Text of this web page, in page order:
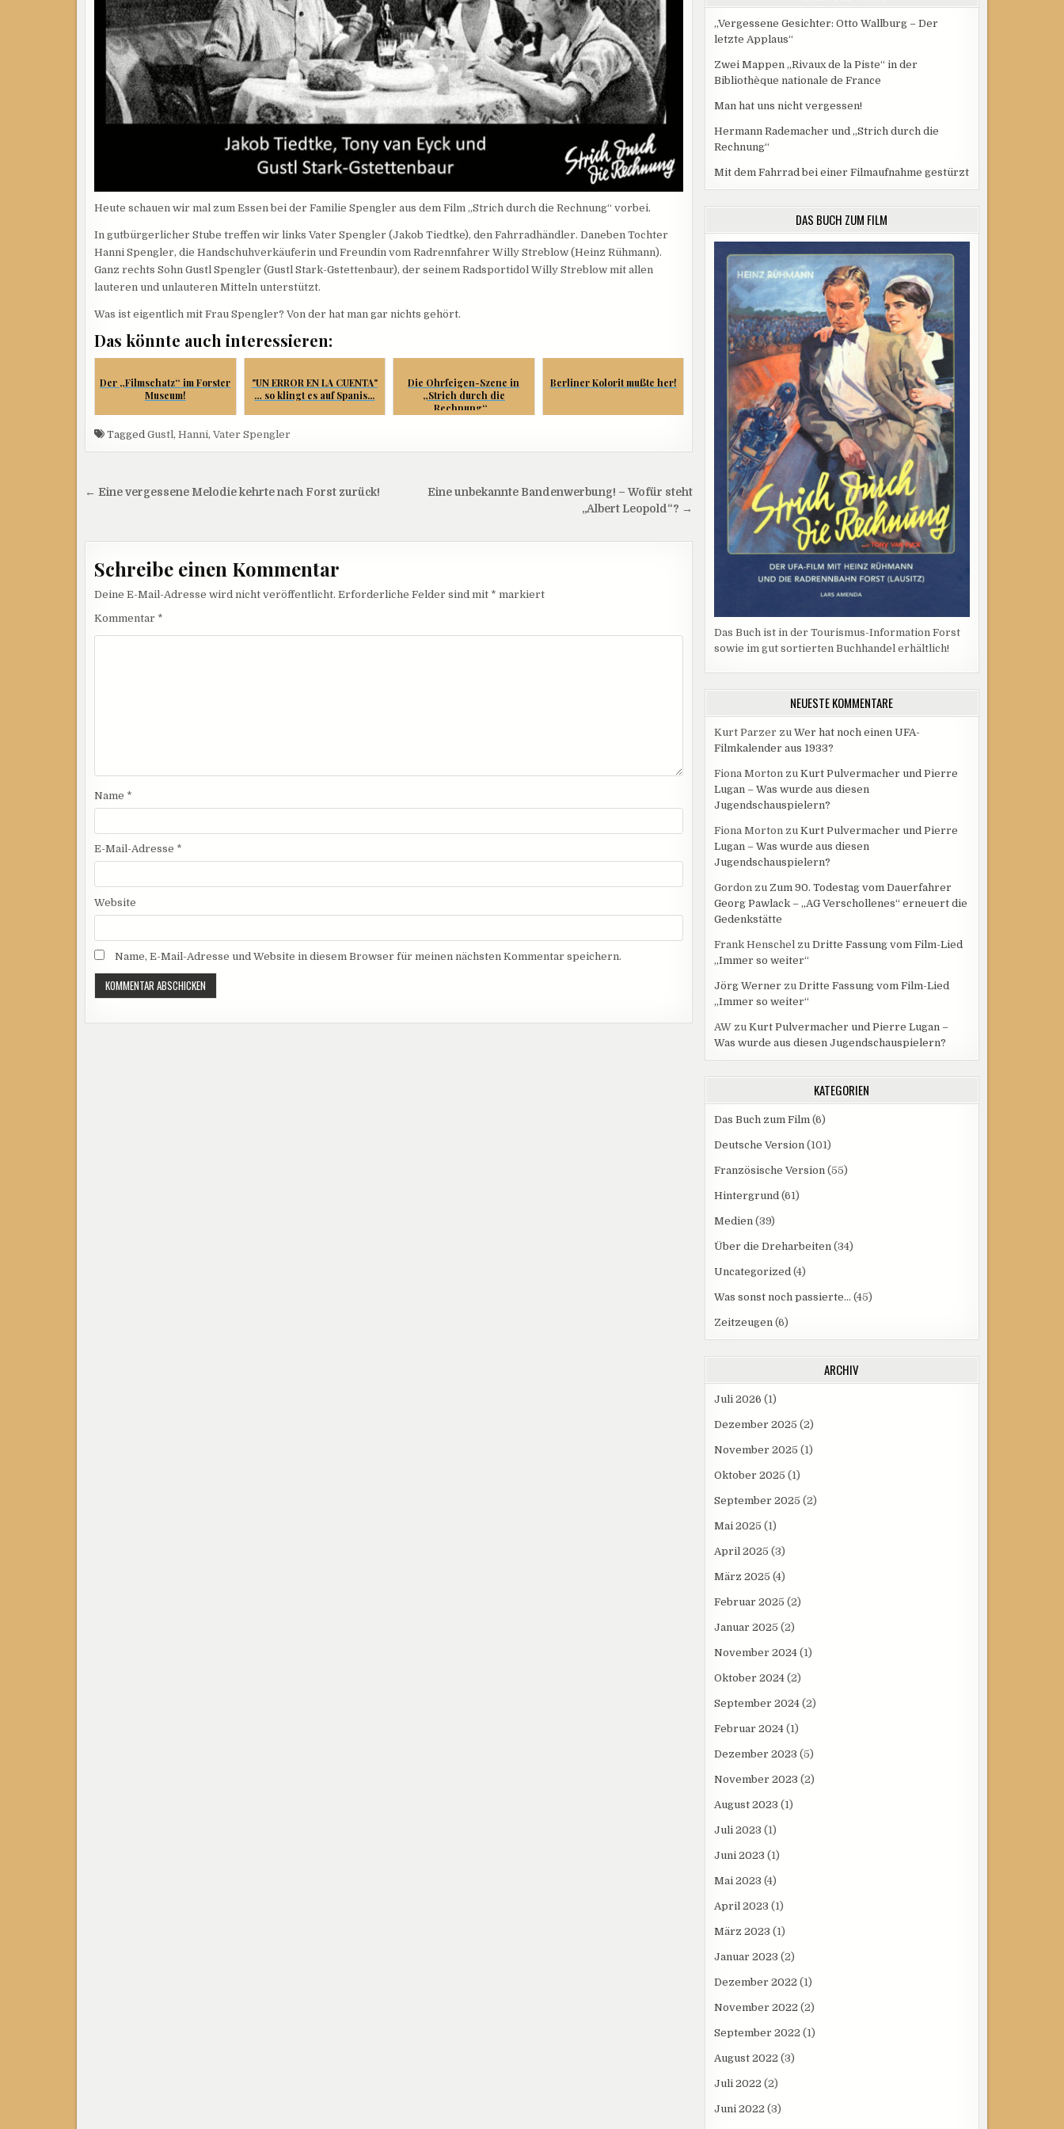
Heute schauen wir mal zum Essen bei der Familie Spengler aus dem Film „Strich durch die Rechnung“ vorbei.
In gutbürgerlicher Stube treffen wir links Vater Spengler (Jakob Tiedtke), den Fahrradhändler. Daneben Tochter
Hanni Spengler, die Handschuhverkäuferin und Freundin vom Radrennfahrer Willy Streblow (Heinz Rühmann).
Ganz rechts Sohn Gustl Spengler (Gustl Stark-Gstettenbaur), der seinem Radsportidol Willy Streblow mit allen
lauteren und unlauteren Mitteln unterstützt.
Was ist eigentlich mit Frau Spengler? Von der hat man gar nichts gehört.
Das könnte auch interessieren:
Der „Filmschatz“ im Forster
Museum!
"UN ERROR EN LA CUENTA"
… so klingt es auf Spanis...
Die Ohrfeigen-Szene in
„Strich durch die
Rechnung“...
Berliner Kolorit mußte her!
Tagged Gustl, Hanni, Vater Spengler
Beitragsnavigation
Eine unbekannte Bandenwerbung! – Wofür steht
„Albert Leopold“? →
← Eine vergessene Melodie kehrte nach Forst zurück!
Schreibe einen Kommentar
Deine E-Mail-Adresse wird nicht veröffentlicht. Erforderliche Felder sind mit * markiert
Kommentar *
Name *
E-Mail-Adresse *
Website
Name, E-Mail-Adresse und Website in diesem Browser für meinen nächsten Kommentar speichern.
„Vergessene Gesichter: Otto Wallburg – Der
letzte Applaus“
Zwei Mappen „Rivaux de la Piste“ in der
Bibliothèque nationale de France
Man hat uns nicht vergessen!
Hermann Rademacher und „Strich durch die
Rechnung“
Mit dem Fahrrad bei einer Filmaufnahme gestürzt
DAS BUCH ZUM FILM
Das Buch ist in der Tourismus-Information Forst
sowie im gut sortierten Buchhandel erhältlich!
NEUESTE KOMMENTARE
Kurt Parzer zu Wer hat noch einen UFA-
Filmkalender aus 1933?
Fiona Mortonzu Kurt Pulvermacher und Pierre
Lugan – Was wurde aus diesen
Jugendschauspielern?
Fiona Mortonzu Kurt Pulvermacher und Pierre
Lugan – Was wurde aus diesen
Jugendschauspielern?
Gordonzu Zum 90. Todestag vom Dauerfahrer
Georg Pawlack – „AG Verschollenes“ erneuert die
Gedenkstätte
Frank Henschelzu Dritte Fassung vom Film-Lied
„Immer so weiter“
Jörg Werner zu Dritte Fassung vom Film-Lied
„Immer so weiter“
AWzu Kurt Pulvermacher und Pierre Lugan –
Was wurde aus diesen Jugendschauspielern?
KATEGORIEN
Das Buch zum Film(6)
Deutsche Version(101)
Französische Version(55)
Hintergrund(61)
Medien(39)
Über die Dreharbeiten(34)
Uncategorized(4)
Was sonst noch passierte… (45)
Zeitzeugen(6)
ARCHIV
Juli 2026 (1)
Dezember 2025 (2)
November 2025 (1)
Oktober 2025 (1)
September 2025 (2)
Mai 2025 (1)
April 2025 (3)
März 2025 (4)
Februar 2025 (2)
Januar 2025 (2)
November 2024(1)
Oktober 2024(2)
September 2024(2)
Februar 2024(1)
Dezember 2023 (5)
November 2023 (2)
August 2023 (1)
Juli 2023 (1)
Juni 2023 (1)
Mai 2023 (4)
April 2023 (1)
März 2023 (1)
Januar 2023 (2)
Dezember 2022 (1)
November 2022 (2)
September 2022 (1)
August 2022 (3)
Juli 2022 (2)
Juni 2022 (3)